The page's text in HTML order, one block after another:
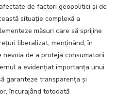
de factori geopolitici și de
situație complexă a
măsuri care să sprijine
liberalizat, menținând, în
de a proteja consumatorii
a evidențiat importanța unui
garanteze transparența și
încurajând totodată